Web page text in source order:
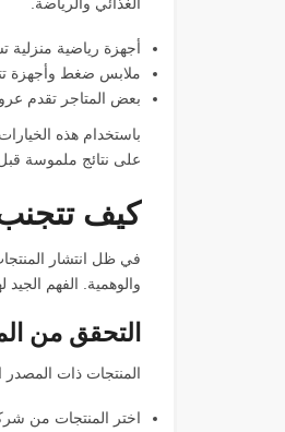
أجهزة رياضية
ملابس ضغط وأجهزة
بعض المتاجر تقدم
باستخدام هذه
على نتائج ملموسة قبل
كيف
في ظل انتشار
والوهمية. الفهم
التحقق من
المنتجات ذات المصدر
اختر المنتجات من